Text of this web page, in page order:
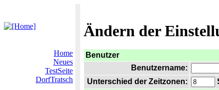
Ändern der
Home
Neues
TestSeite
DorfTratsch
Benutzer
Benutzername:
Unterschied der Zeitzonen: